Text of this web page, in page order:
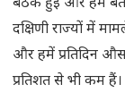
बैठक हुई और हमें
दक्षिणी राज्यों में
और हमें प्रतिदिन
प्रतिशत से भी कम हैं।